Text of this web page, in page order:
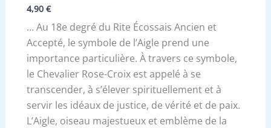
4,90 €
… Au 18e degré du Rite Écossais Ancien et
Accepté, le symbole de l’Aigle prend une
importance particulière. À travers ce symbole,
le Chevalier Rose-Croix est appelé à se
transcender, à s’élever spirituellement et à
servir les idéaux de justice, de vérité et de paix.
L’Aigle, oiseau majestueux et emblème de la